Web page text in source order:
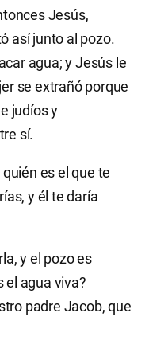
Jesús,
así junto al pozo.
agua; y Jesús le
se extrañó porque
judíos y
sí.
es el que te
y él te daría
y el pozo es
el agua viva?
padre Jacob, que